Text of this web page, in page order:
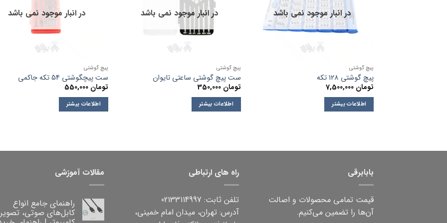
در انبار موجود نمی باشد
پیچ گوشتی
پیچ گوشتی ۱۲۸ تکه
تومان
اطلاعات بیشتر
در انبار موجود نمی باشد
پیچ گوشتی
ست پیچ گوشتی ساعتی تایوان
تومان 350,000
اطلاعات بیشتر
در انبار موجود نمی باشد
پیچ گوشتی
ست پیچگوشتی 54 تکه جاکمی
تومان 550,000
اطلاعات بیشتر
بابابرقی
قیمت تمامی محصولات و اصالت
آن‌ها را تضمین می‌کنیم.
راه های ارتباطی
تلفن ثابت: 02133114997
آدرس: تهران، میدان امام خمینی،
مقالات آموزشی
راهنمای جامع انواع
کابل‌های صوتی،